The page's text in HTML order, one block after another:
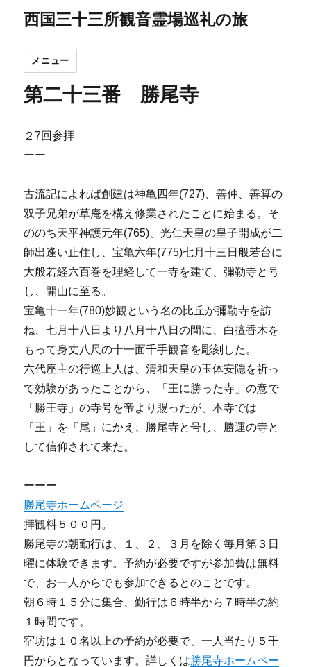
西国三十三所観音霊場巡礼の旅
メニュー
第二十三番 勝尾寺
２7回参拝
ーー
古流記によれば創建は神亀四年(727)、善仲、善算の
双子兄弟が草庵を構え修業されたことに始まる。そ
ののち天平神護元年(765)、光仁天皇の皇子開成が二
師出逢い止住し、宝亀六年(775)七月十三日般若台に
大般若経六百巻を理経して一寺を建て、彌勒寺と号
し、開山に至る。
宝亀十一年(780)妙観という名の比丘が彌勒寺を訪
ね、七月十八日より八月十八日の間に、白擅香木を
もって身丈八尺の十一面千手観音を彫刻した。
六代座主の行巡上人は、清和天皇の玉体安隠を祈っ
て効験があったことから、「王に勝った寺」の意で
「勝王寺」の寺号を帝より賜ったが、本寺では
「王」を「尾」にかえ、勝尾寺と号し、勝運の寺と
して信仰されて来た。
ーーー
勝尾寺ホームページ
拝観料５００円。
勝尾寺の朝勤行は、１、２、３月を除く毎月第３日
曜に体験できます。予約が必要ですが参加費は無料
で、お一人からでも参加できるとのことです。
朝６時１５分に集合、勤行は６時半から７時半の約
１時間です。
宿坊は１０名以上の予約が必要で、一人当たり５千
円からとなっています。詳しくは勝尾寺ホームペー